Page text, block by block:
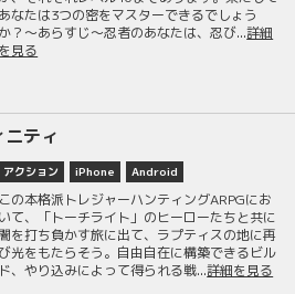
あなたは3つの密をマスターできるでしょう
か？〜あらすじ〜忍者のあなたは、忍び...詳細
を見る
ティ
アクション iPhone Android
この本格派トレジャーハンティングARPGにお
いて、「トーチライト」のヒーローたちと共に
闇を打ち負かす旅に出て、ラプティスの地に再
び光をもたらそう。自由自在に構築できるビル
ド、やり込みによって得られる戦...詳細を見る